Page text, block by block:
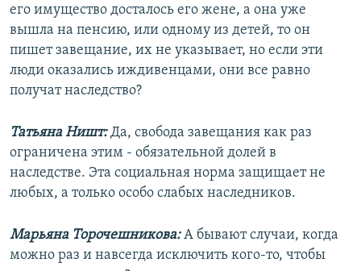
его имущество досталось его жене, а она уже
вышла на пенсию, или одному из детей, то он
пишет завещание, их не указывает, но если эти
люди оказались иждивенцами, они все равно
получат наследство?
Татьяна Ништ:Да, свобода завещания как раз
ограничена этим - обязательной долей в
наследстве. Эта социальная норма защищает не
любых, а только особо слабых наследников.
Марьяна Торочешникова:А бывают случаи, когда
можно раз и навсегда исключить кого-то, чтобы